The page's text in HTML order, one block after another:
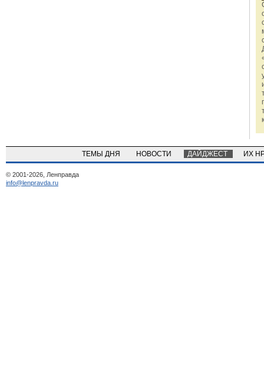
ТЕМЫ ДНЯ НОВОСТИ ДАЙДЖЕСТ ИХ
© 2001-2026, Ленправда
info@lenpravda.ru